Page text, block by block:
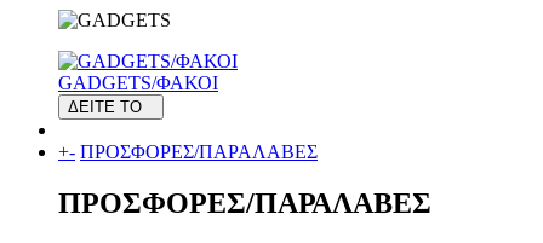
GADGETS/ΦΑΚΟΙ
ΔΕΙΤΕ ΤΟ
+- ΠΡΟΣΦΟΡΕΣ/ΠΑΡΑΛΑΒΕΣ
ΠΡΟΣΦΟΡΕΣ/ΠΑΡΑΛΑΒΕΣ